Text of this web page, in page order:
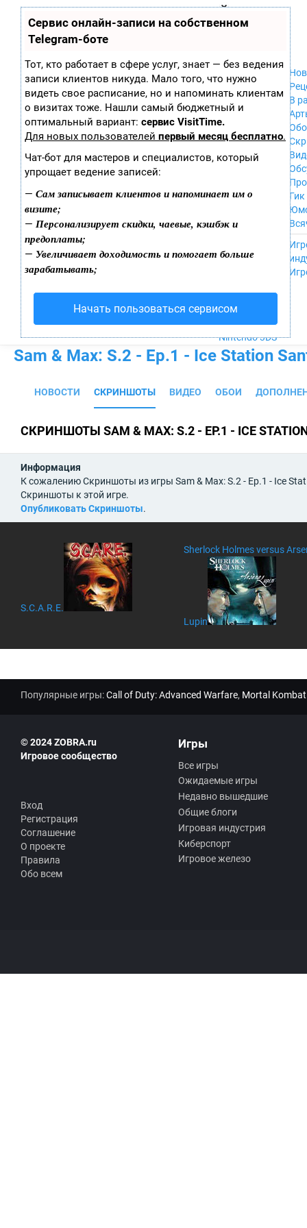
Сервис онлайн-записи на собственном
Telegram-боте
Тот, кто работает в сфере услуг, знает — без ведения
записи клиентов никуда. Мало того, что нужно
видеть свое расписание, но и напоминать клиентам
о визитах тоже. Нашли самый бюджетный и
оптимальный вариант: сервис VisitTime.
Для новых пользователей первый месяц бесплатно.
Чат-бот для мастеров и специалистов, который
упрощает ведение записей:
— Сам записывает клиентов и напоминает им о
визите;
— Персонализирует скидки, чаевые, кэшбэк и
предоплаты;
— Увеличивает доходимость и помогает больше
зарабатывать;
Начать пользоваться сервисом
играх
ла
ор
ы
Xbox 360
Wii
GameCube
PS
PS2
PS3
Nintendo 64
PSP
iPhone, iPod,
MacOS
NES
Wii U
PS4
Xbox One
Nintendo 3DS
В
Гик
Sam & Max: S.2 - Ep.1 - Ice Station
НОВОСТИ СКРИНШОТЫ ВИДЕО ОБОИ
СКРИНШОТЫ SAM & MAX: S.2 - EP.1 - ICE
Информация
К сожалению Скриншоты из игры Sam & Max: S.2 - Ep.1 - Ice
Скриншоты к этой игре.
Опубликовать Скриншоты.
S.C.A.R.E.
Sherlock Holmes versus
Lupin
Популярные игры:Call of Duty: Advanced Warfare, Mortal
© 2024 ZOBRA.ru
Игровое сообщество
Вход
Регистрация
Соглашение
О проекте
Правила
Обо всем
Игры
Все игры
Ожидаемые игры
Недавно вышедшие
Общие блоги
Игровая индустрия
Киберспорт
Игровое железо